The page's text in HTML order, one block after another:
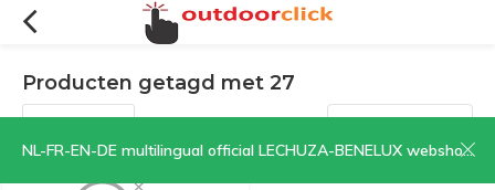
NL-FR-EN-DE multilingual official LECHUZA-BENELUX webshop | CLICK HERE NOW!
Producten getagd met 27
Filters Sorteren op: